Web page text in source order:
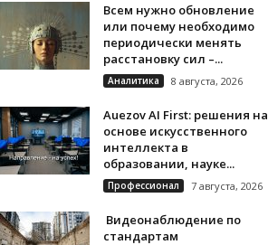
Всем нужно обновление
или почему необходимо
периодически менять
расстановку сил –...
Аналитика 8 августа, 2026
Auezov AI First: решения на
основе искусственного
интеллекта в
образовании, науке...
Профессионал 7 августа, 2026
Видеонаблюдение по
стандартам